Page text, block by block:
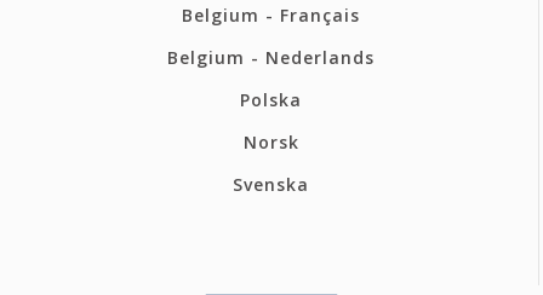
Belgium - Français
Belgium - Nederlands
Polska
Norsk
Svenska